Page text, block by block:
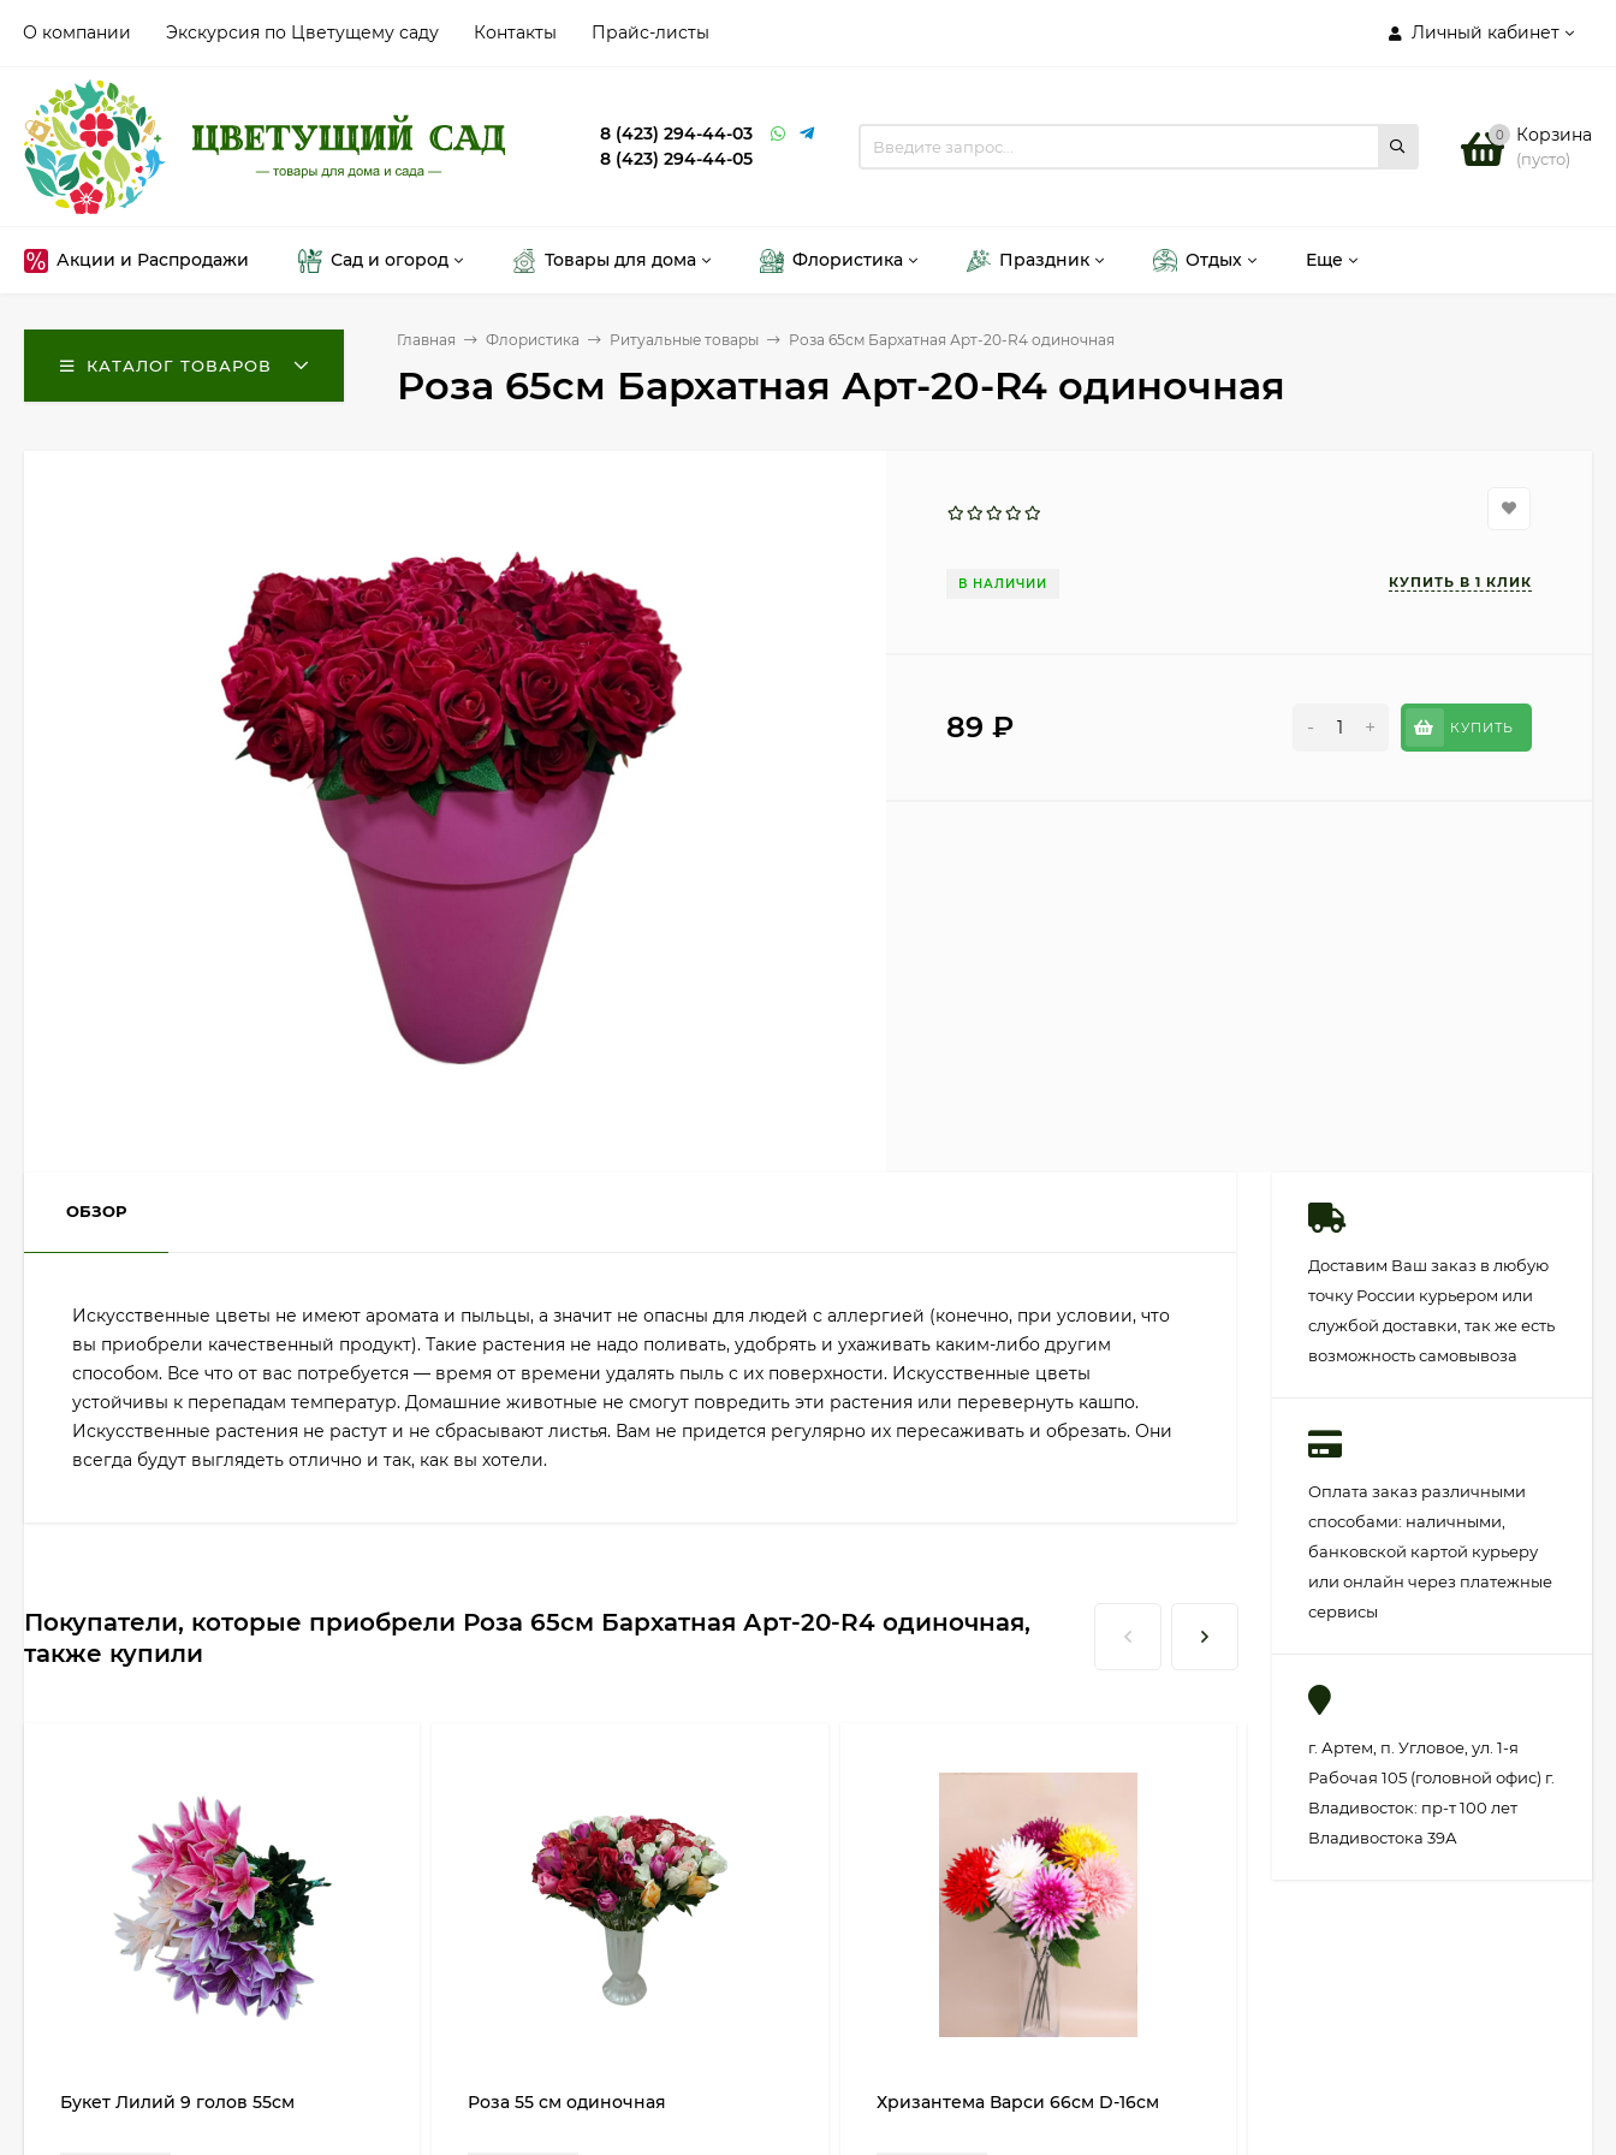
Личный кабинет
О компании Экскурсия по Цветущему саду Контакты Прайс-листы
8 (423) 294-44-03
8 (423) 294-44-05
0 Корзина
(пусто)
Акции и Распродажи Сад и огород Товары для дома Флористика Праздник Отдых Еще
КАТАЛОГ ТОВАРОВ
Главная Флористика Ритуальные товары Роза 65см Бархатная Арт-20-R4 одиночная
Роза 65см Бархатная Арт-20-R4 одиночная
В НАЛИЧИИ
89₽ - + КУПИТЬ
ОБЗОР
Искусственные цветы не имеют аромата и пыльцы, а значит не опасны для людей с аллергией (конечно, при условии, что
вы приобрели качественный продукт). Такие растения не надо поливать, удобрять и ухаживать каким-либо другим
способом. Все что от вас потребуется — время от времени удалять пыль с их поверхности. Искусственные цветы
устойчивы к перепадам температур. Домашние животные не смогут повредить эти растения или перевернуть кашпо.
Искусственные растения не растут и не сбрасывают листья. Вам не придется регулярно их пересаживать и обрезать. Они
всегда будут выглядеть отлично и так, как вы хотели.
Покупатели, которые приобрели Роза 65см Бархатная Арт-20-R4 одиночная,
также купили
Букет Лилий 9 голов 55см Роза 55 см одиночная Хризантема Варси 66см D-16см
Доставим Ваш заказ в любую
точку России курьером или
службой доставки, так же есть
возможность самовывоза
Оплата заказ различными
способами: наличными,
банковской картой курьеру
или онлайн через платежные
сервисы
г. Артем, п. Угловое, ул. 1-я
Рабочая 105 (головной офис) г.
Владивосток: пр-т 100 лет
Владивостока 39А